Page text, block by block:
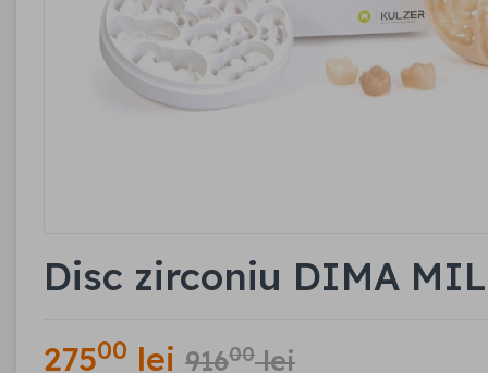
Disc zirconiu DIMA
27500 lei 91600lei